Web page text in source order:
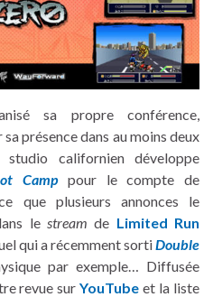
sa propre conférence,
présence dans au moins deux
californien développe
Camppour le compte de
que plusieurs annonces le
le stream de Limited Run
qui a récemment sortiDouble
par exemple… Diffusée
revue surYouTube et la liste